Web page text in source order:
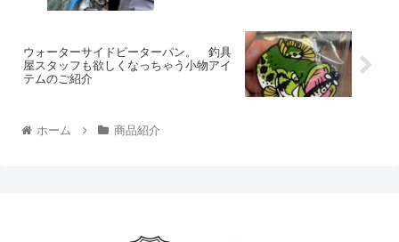
ウォーターサイドピーターパン。 釣具
屋スタッフも欲しくなっちゃう小物アイ
テムのご紹介
ホーム 商品紹介